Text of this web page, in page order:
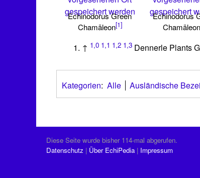
gespeichert werden
Echinodorus Green
Chamäleon[1]
gespeichert
Echinodorus
Chamäleon
↑ 1,0 1,1 1,2 1,3 Dennerle Plants
Kategorien: Alle Ausländische
Diese Seite wurde bisher 114-mal abgerufen.
Datenschutz
Über EchiPedia Impressum